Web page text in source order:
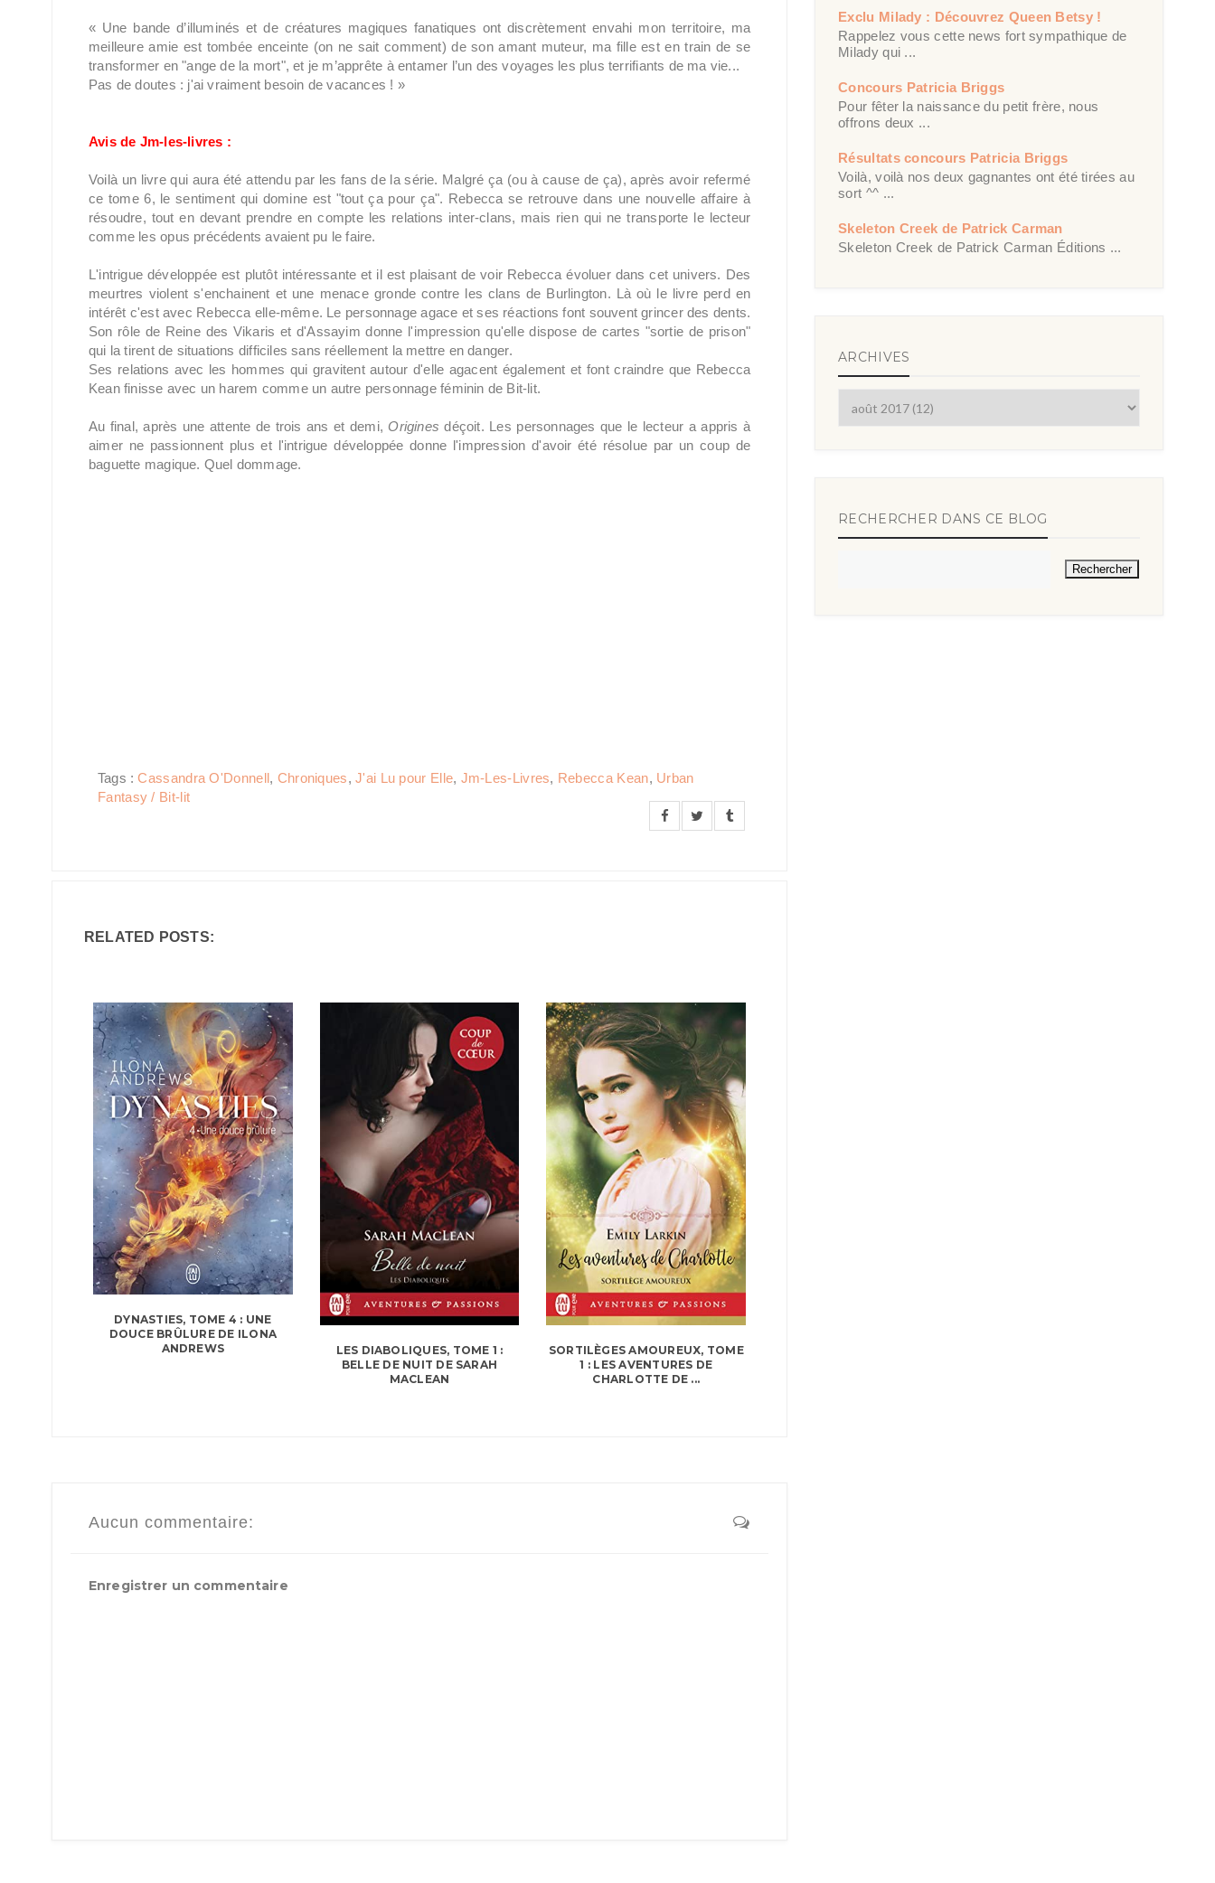
« Une bande d’illuminés et de créatures magiques fanatiques ont discrètement envahi mon territoire, ma
meilleure amie est tombée enceinte (on ne sait comment) de son amant muteur, ma fille est en train de se
transformer en "ange de la mort", et je m’apprête à entamer l’un des voyages les plus terrifiants de ma vie...
Pas de doutes : j'ai vraiment besoin de vacances ! »
Avis de Jm-les-livres :
Voilà un livre qui aura été attendu par les fans de la série. Malgré ça (ou à cause de ça), après avoir refermé
ce tome 6, le sentiment qui domine est "tout ça pour ça". Rebecca se retrouve dans une nouvelle affaire à
résoudre, tout en devant prendre en compte les relations inter-clans, mais rien qui ne transporte le lecteur
comme les opus précédents avaient pu le faire.
L'intrigue développée est plutôt intéressante et il est plaisant de voir Rebecca évoluer dans cet univers. Des
meurtres violent s'enchainent et une menace gronde contre les clans de Burlington. Là où le livre perd en
intérêt c'est avec Rebecca elle-même. Le personnage agace et ses réactions font souvent grincer des dents.
Son rôle de Reine des Vikaris et d'Assayim donne l'impression qu'elle dispose de cartes "sortie de prison"
qui la tirent de situations difficiles sans réellement la mettre en danger.
Ses relations avec les hommes qui gravitent autour d'elle agacent également et font craindre que Rebecca
Kean finisse avec un harem comme un autre personnage féminin de Bit-lit.
Au final, après une attente de trois ans et demi, Origines déçoit. Les personnages que le lecteur a appris à
aimer ne passionnent plus et l'intrigue développée donne l'impression d'avoir été résolue par un coup de
baguette magique. Quel dommage.
Tags :Cassandra O'Donnell, Chroniques,J'ai Lu pour Elle, Jm-Les-Livres, Rebecca Kean, Urban
Fantasy / Bit-lit
RELATED POSTS:
DYNASTIES, TOME 4 : UNE
DOUCE BRÛLURE DE ILONA
ANDREWS
LES DIABOLIQUES, TOME 1 :
BELLE DE NUIT DE SARAH
MACLEAN
SORTILÈGES AMOUREUX, TOME
1 : LES AVENTURES DE
CHARLOTTE DE ...
Aucun commentaire:
Enregistrer un commentaire
Exclu Milady : Découvrez Queen Betsy !
Rappelez vous cette news fort sympathique de
Milady qui ...
Concours Patricia Briggs
Pour fêter la naissance du petit frère, nous
offrons deux ...
Résultats concours Patricia Briggs
Voilà, voilà nos deux gagnantes ont été tirées au
sort ^^ ...
Skeleton Creek de Patrick Carman
Skeleton Creek de Patrick Carman Éditions ...
ARCHIVES
RECHERCHER DANS CE BLOG